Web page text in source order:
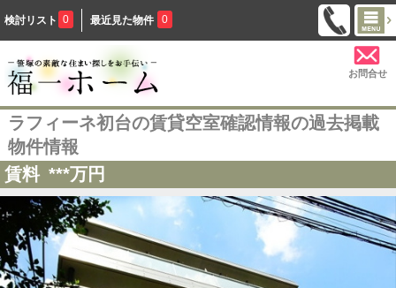
検討リスト 0 最近見た物件 0
お問合せ
ラフィーネ初台の賃貸空室確認情報の過去掲載
物件情報
賃料 ***万円